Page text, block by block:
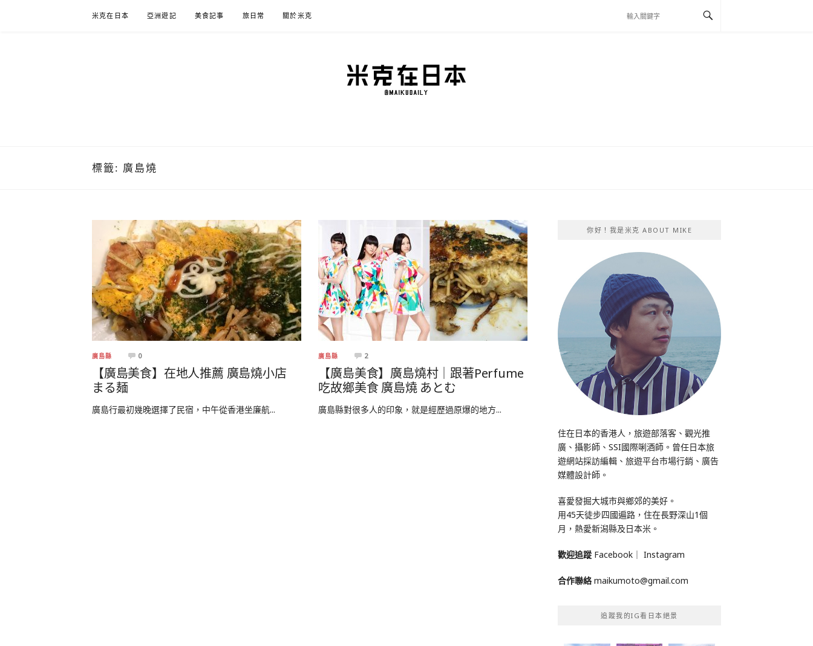
米克在日本 亞洲遊記 美食記事 旅日常 關於米克
標籤: 廣島燒
廣島縣 0
【廣島美食】在地人推薦 廣島燒小店
まる麺
廣島行最初幾晚選擇了民宿，中午從香港坐廉航...
廣島縣 2
【廣島美食】廣島燒村｜跟著Perfume
吃故鄉美食 廣島燒 あとむ
廣島縣對很多人的印象，就是經歷過原爆的地方...
你好！我是米克 ABOUT MIKE
住在日本的香港人，旅遊部落客、觀光推
廣、攝影師、SSI國際唎酒師。曾任日本旅
遊網站採訪編輯、旅遊平台市場行銷、廣告
媒體設計師。
喜愛發掘大城市與鄉郊的美好。
用45天徒步四國遍路，住在長野深山1個
月，熱愛新潟縣及日本米。
歡迎追蹤 Facebook ｜ Instagram
合作聯絡 maikumoto@gmail.com
追蹤我的IG看日本絕景